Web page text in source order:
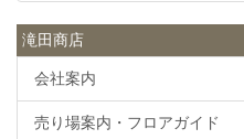
滝田商店
会社案内
売り場案内・フロアガイド